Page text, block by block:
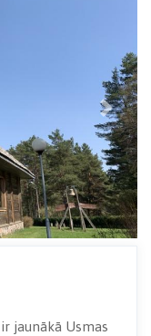
Next
jaunākā Usmas